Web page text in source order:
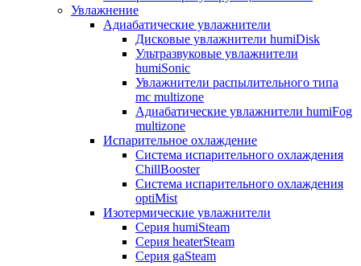
Увлажнение
Адиабатические увлажнители
Дисковые увлажнители humiDisk
Ультразвуковые увлажнители
humiSonic
Увлажнители распылительного типа
mc multizone
Адиабатические увлажнители humiFog
multizone
Испарительное охлаждение
Система испарительного охлаждения
ChillBooster
Система испарительного охлаждения
optiMist
Изотермические увлажнители
Серия humiSteam
Серия heaterSteam
Серия gaSteam